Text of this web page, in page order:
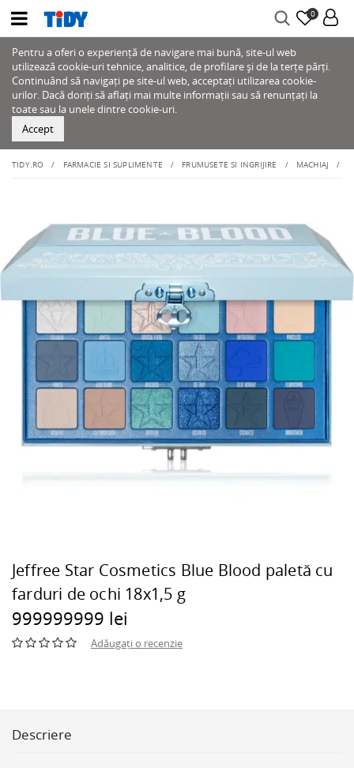
0
Pentru a oferi o experiență de navigare mai bună, site-ul web
utilizează cookie-uri tehnice, analitice, de profilare și de la terțe părți.
Continuând să navigați pe site-ul web, acceptați utilizarea cookie-
urilor. Dacă doriți să aflați mai multe informații sau să renunțați la
toate sau la unele dintre cookie-uri.
Accept
TIDY.RO FARMACIE SI SUPLIMENTE FRUMUSETE SI INGRIJIRE MACHIAJ
Jeffree Star Cosmetics Blue Blood paletă cu
farduri de ochi 18x1,5 g
999999999 lei
Adăugați o recenzie
Descriere